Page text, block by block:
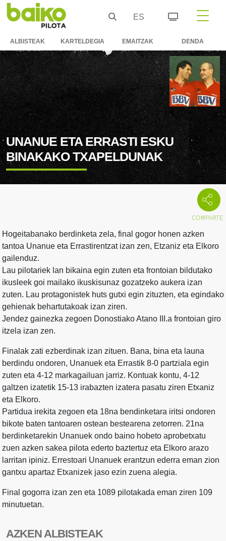
ES
ALBISTEAK KARTELDEGIA EMAITZAK DENDA
UNANUE ETA ERRASTI ESKU
BINAKAKO TXAPELDUNAK
Hogeitabanako berdinketa zela, final gogor honen azken
tantoa Unanue eta Errastirentzat izan zen, Etzaniz eta Elkoro
gailenduz.
Lau pilotariek lan bikaina egin zuten eta frontoian bildutako
ikusleek goi mailako ikuskisunaz gozatzeko aukera izan
zuten. Lau protagonistek huts gutxi egin zituzten, eta egindako
gehienak behartutakoak izan ziren.
Jendez gainezka zegoen Donostiako Atano III.a frontoian giro
itzela izan zen.
Finalak zati ezberdinak izan zituen. Bana, bina eta launa
berdindu ondoren, Unanuek eta Errastik 8-0 partziala egin
zuten eta 4-12 markagailuan jarriz. Kontuak kontu, 4-12
galtzen izatetik 15-13 irabazten izatera pasatu ziren Etxaniz
eta Elkoro.
Partidua irekita zegoen eta 18na bendinketara iritsi ondoren
bikote baten tantoaren ostean bestearena zetorren. 21na
berdinketarekin Unanuek ondo baino hobeto aprobetxatu
zuen azken sakea pilota ederto baztertuz eta Elkoro arazo
larritan ipiniz. Errestoari Unanuek erantzun ederra eman zion
gantxu apartaz Etxanizek jaso ezin zuena alegia.
Final gogorra izan zen eta 1089 pilotakada eman ziren 109
minutuetan.
AZKEN ALBISTEAK